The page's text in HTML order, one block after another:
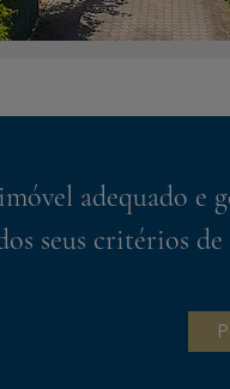
adequado e
seus critérios